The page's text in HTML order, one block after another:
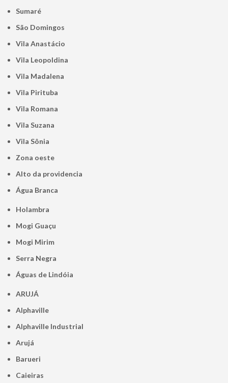
Sumaré
São Domingos
Vila Anastácio
Vila Leopoldina
Vila Madalena
Vila Pirituba
Vila Romana
Vila Suzana
Vila Sônia
Zona oeste
alto da providencia
Água Branca
Holambra
Mogi Guaçu
Mogi Mirim
Serra Negra
Águas de Lindóia
ARUJÁ
Alphaville
Alphaville Industrial
Arujá
Barueri
Caieiras